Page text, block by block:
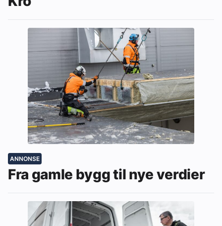
ANNONSE
Fra gamle bygg til nye verdier